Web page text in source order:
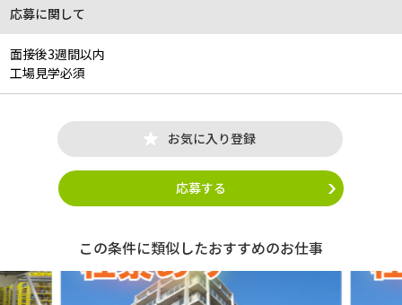
応募に関して
面接後3週間以内
工場見学必須
お気に入り登録
応募する
この条件に類似したおすすめのお仕事